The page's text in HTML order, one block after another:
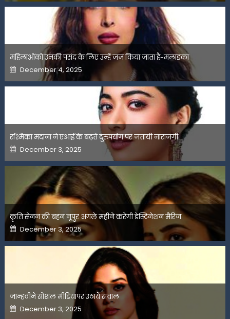
महिलाओंको उनकी पसंद के लिए उन्हें जज किया जाता है-मलाइका
Posted
on
December 4, 2025
रश्मिका मंदाना ने एआई के बढ़ते दुरुपयोग पर जतायी नाराजगी
Posted
on
December 3, 2025
कृति सेनन की बहन नूपुर अगले महीने करेंगी डेस्टिनेशन मैरिज
Posted
on
December 3, 2025
जान्हवीने सोशल मीडियापर उठाये सवाल
Posted
on
December 3, 2025